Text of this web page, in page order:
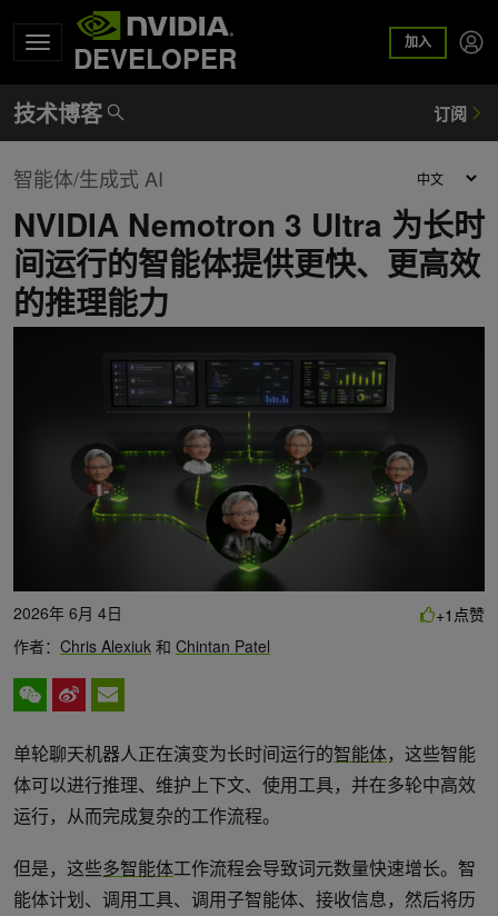
DEVELOPER 加入
智能体/生成式 AI
NVIDIA Nemotron 3 Ultra 为长时
间运行的智能体提供更快、更高效
的推理能力
2026年 6月 4日
作者： Chris Alexiuk 和 Chintan Patel
+1 点赞
单轮聊天机器人正在演变为长时间运行的智能体，这些智能
体可以进行推理、维护上下文、使用工具，并在多轮中高效
运行，从而完成复杂的工作流程。
但是，这些多智能体工作流程会导致词元数量快速增长。智
能体计划、调用工具、调用子智能体、接收信息，然后将历